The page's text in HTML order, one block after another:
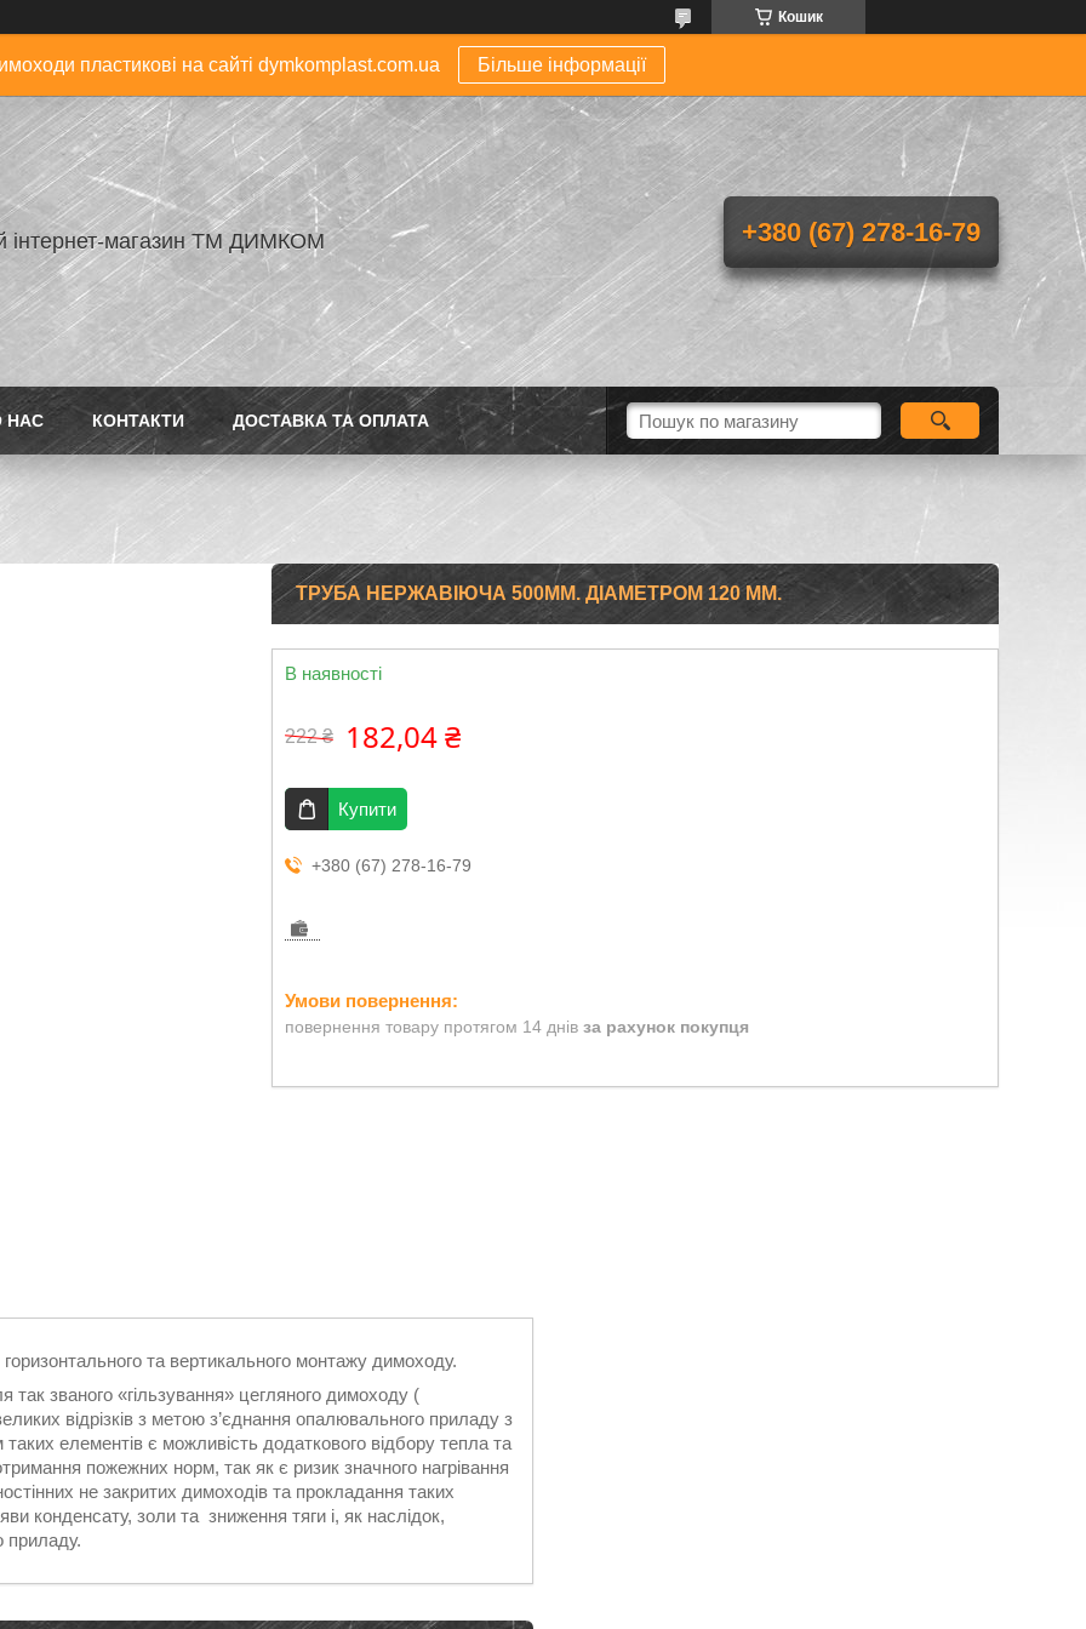
Кошик
пластикові на сайті dymkomplast.com.ua Більше інформації
інтернет-магазин ТМ ДИМКОМ +380 (67) 278-16-79
НАС КОНТАКТИ ДОСТАВКА ТА ОПЛАТА
ТРУБА НЕРЖАВІЮЧА 500ММ. ДІАМЕТРОМ 120 ММ.
В наявності
222 ₴ 182,04 ₴
Купити
+380 (67) 278-16-79
повернення товару протягом 14 днів за рахунок покупця
та вертикального монтажу димоходу.
так званого «гільзування» цегляного димоходу (
відрізків з метою з’єднання опалювального приладу з
елементів є можливість додаткового відбору тепла та
пожежних норм, так як є ризик значного нагрівання
не закритих димоходів та прокладання таких
конденсату, золи та зниження тяги і, як наслідок,
приладу.